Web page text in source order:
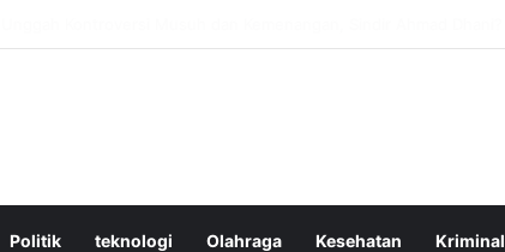
Politik teknologi Olahraga Kesehatan Kriminal